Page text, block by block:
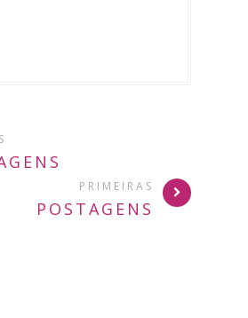
PRIMEIRAS
POSTAGENS